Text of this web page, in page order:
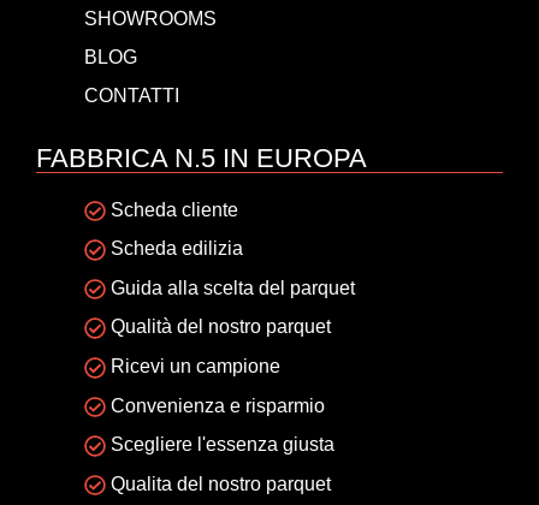
SHOWROOMS
BLOG
CONTATTI
FABBRICA N.5 IN EUROPA
Scheda cliente
Scheda edilizia
Guida alla scelta del parquet
Qualità del nostro parquet
Ricevi un campione
Convenienza e risparmio
Scegliere l'essenza giusta
Qualita del nostro parquet